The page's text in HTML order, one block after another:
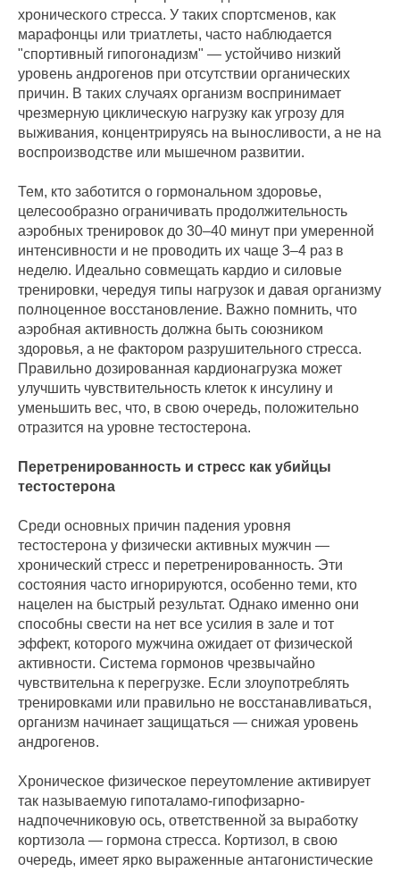
хронического стресса. У таких спортсменов, как
марафонцы или триатлеты, часто наблюдается
"спортивный гипогонадизм" — устойчиво низкий
уровень андрогенов при отсутствии органических
причин. В таких случаях организм воспринимает
чрезмерную циклическую нагрузку как угрозу для
выживания, концентрируясь на выносливости, а не на
воспроизводстве или мышечном развитии.
Тем, кто заботится о гормональном здоровье,
целесообразно ограничивать продолжительность
аэробных тренировок до 30–40 минут при умеренной
интенсивности и не проводить их чаще 3–4 раз в
неделю. Идеально совмещать кардио и силовые
тренировки, чередуя типы нагрузок и давая организму
полноценное восстановление. Важно помнить, что
аэробная активность должна быть союзником
здоровья, а не фактором разрушительного стресса.
Правильно дозированная кардионагрузка может
улучшить чувствительность клеток к инсулину и
уменьшить вес, что, в свою очередь, положительно
отразится на уровне тестостерона.
Перетренированность и стресс как убийцы
тестостерона
Среди основных причин падения уровня
тестостерона у физически активных мужчин —
хронический стресс и перетренированность. Эти
состояния часто игнорируются, особенно теми, кто
нацелен на быстрый результат. Однако именно они
способны свести на нет все усилия в зале и тот
эффект, которого мужчина ожидает от физической
активности. Система гормонов чрезвычайно
чувствительна к перегрузке. Если злоупотреблять
тренировками или правильно не восстанавливаться,
организм начинает защищаться — снижая уровень
андрогенов.
Хроническое физическое переутомление активирует
так называемую гипоталамо-гипофизарно-
надпочечниковую ось, ответственной за выработку
кортизола — гормона стресса. Кортизол, в свою
очередь, имеет ярко выраженные антагонистические